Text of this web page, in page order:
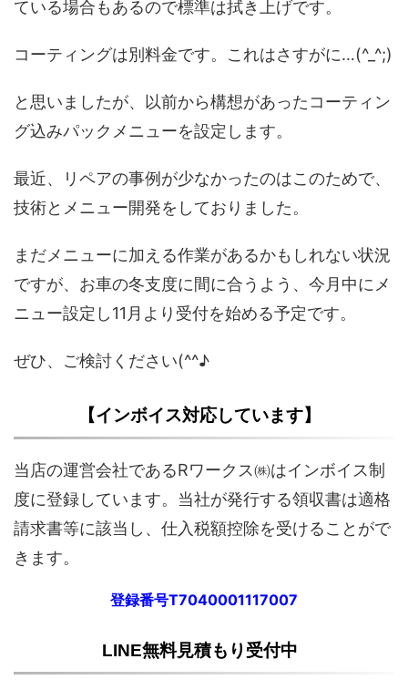
ている場合もあるので標準は拭き上げです。
コーティングは別料金です。これはさすがに…(^_^;)
と思いましたが、以前から構想があったコーティン
グ込みパックメニューを設定します。
最近、リペアの事例が少なかったのはこのためで、
技術とメニュー開発をしておりました。
まだメニューに加える作業があるかもしれない状況
ですが、お車の冬支度に間に合うよう、今月中にメ
ニュー設定し11月より受付を始める予定です。
ぜひ、ご検討ください(^^♪
【インボイス対応しています】
当店の運営会社であるRワークス㈱はインボイス制
度に登録しています。当社が発行する領収書は適格
請求書等に該当し、仕入税額控除を受けることがで
きます。
登録番号T7040001117007
LINE無料見積もり受付中